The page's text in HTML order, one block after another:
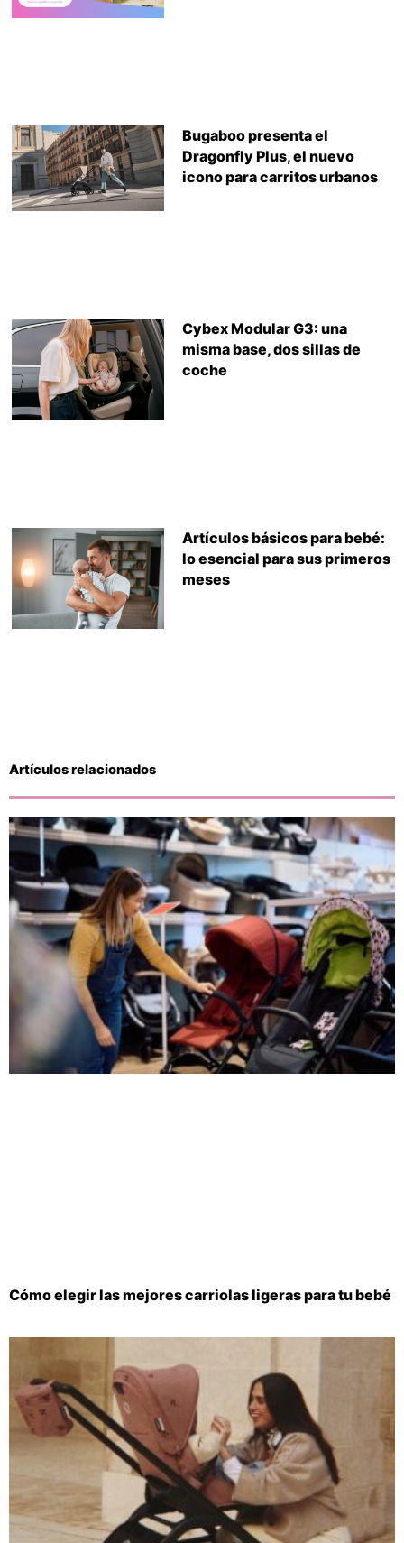
Bugaboo presenta el
Dragonfly Plus, el nuevo
icono para carritos urbanos
Cybex Modular G3: una
misma base, dos sillas de
coche
Artículos básicos para bebé:
lo esencial para sus primeros
meses
Artículos relacionados
Cómo elegir las mejores carriolas ligeras para tu bebé